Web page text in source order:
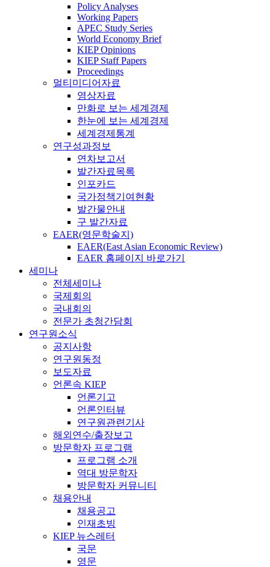
Policy Analyses
Working Papers
APEC Study Series
World Economy Brief
KIEP Opinions
KIEP Staff Papers
Proceedings
멀티미디어자료
영상자료
만화로 보는 세계경제
한눈에 보는 세계경제
세계경제통계
연구성과정보
연차보고서
발간자료목록
인포카드
국가정책기여현황
발간물안내
구 발간자료
EAER(영문학술지)
EAER(East Asian Economic Review)
EAER 홈페이지 바로가기
세미나
전체세미나
국제회의
국내회의
전문가 초청간담회
연구원소식
공지사항
연구원동정
보도자료
언론속 KIEP
언론기고
언론인터뷰
연구원관련기사
해외연수/출장보고
방문학자 프로그램
프로그램 소개
역대 방문학자
방문학자 커뮤니티
채용안내
채용공고
인재초빙
KIEP 뉴스레터
국문
영문